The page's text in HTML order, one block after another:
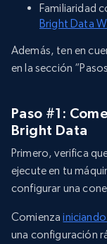
Familiaridad
Bright Data
Además, ten en
en la sección
Paso #1:
Bright Data
Primero, verifica
ejecute en tu
configurar una
Comienza
una configuración